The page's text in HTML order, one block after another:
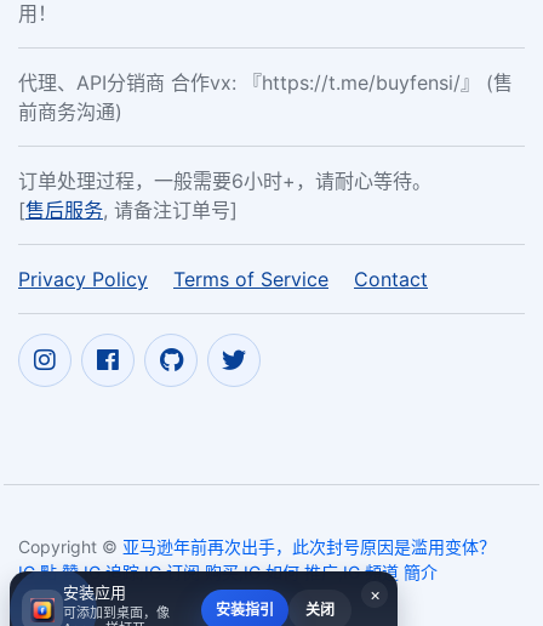
用！
代理、API分销商 合作vx: 『https://t.me/buyfensi/』 (售
前商务沟通)
订单处理过程，一般需要6小时+，请耐心等待。
[售后服务, 请备注订单号]
Privacy Policy Terms of Service Contact
Copyright © 亚马逊年前再次出手，此次封号原因是滥用变体？
IG 點 贊,IG 追踪,IG 订阅 购买,IG 如何 推广,IG 頻道 簡介
2017~2026
×
安装应用
可添加到桌面，像
安装指引 关闭